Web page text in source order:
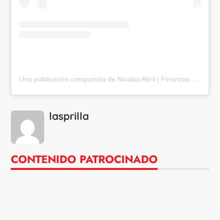
lasprilla
CONTENIDO PATROCINADO